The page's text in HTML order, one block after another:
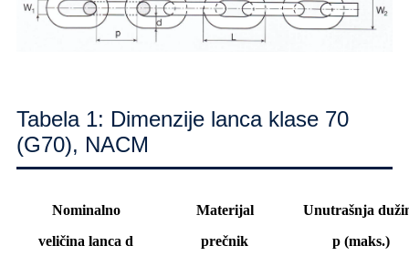
Tabela 1: Dimenzije lanca klase 70
(G70), NACM
Nominalno
veličina lanca d
Materijal
prečnik
Unutrašnja
p (maks.)